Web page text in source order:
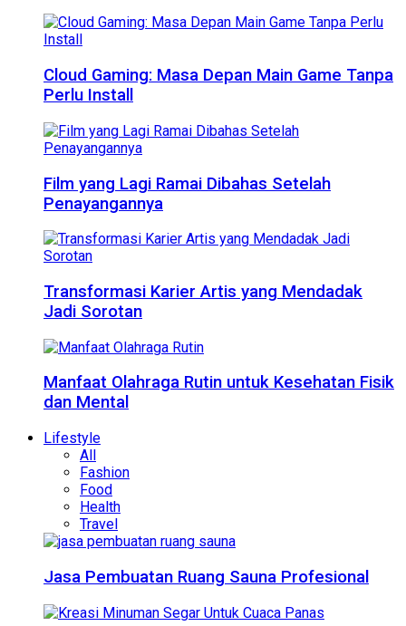
Cloud Gaming: Masa Depan Main Game Tanpa
Perlu Install
Film yang Lagi Ramai Dibahas Setelah
Penayangannya
Transformasi Karier Artis yang Mendadak
Jadi Sorotan
Manfaat Olahraga Rutin untuk Kesehatan Fisik
dan Mental
Lifestyle
All
Fashion
Food
Health
Travel
Jasa Pembuatan Ruang Sauna Profesional